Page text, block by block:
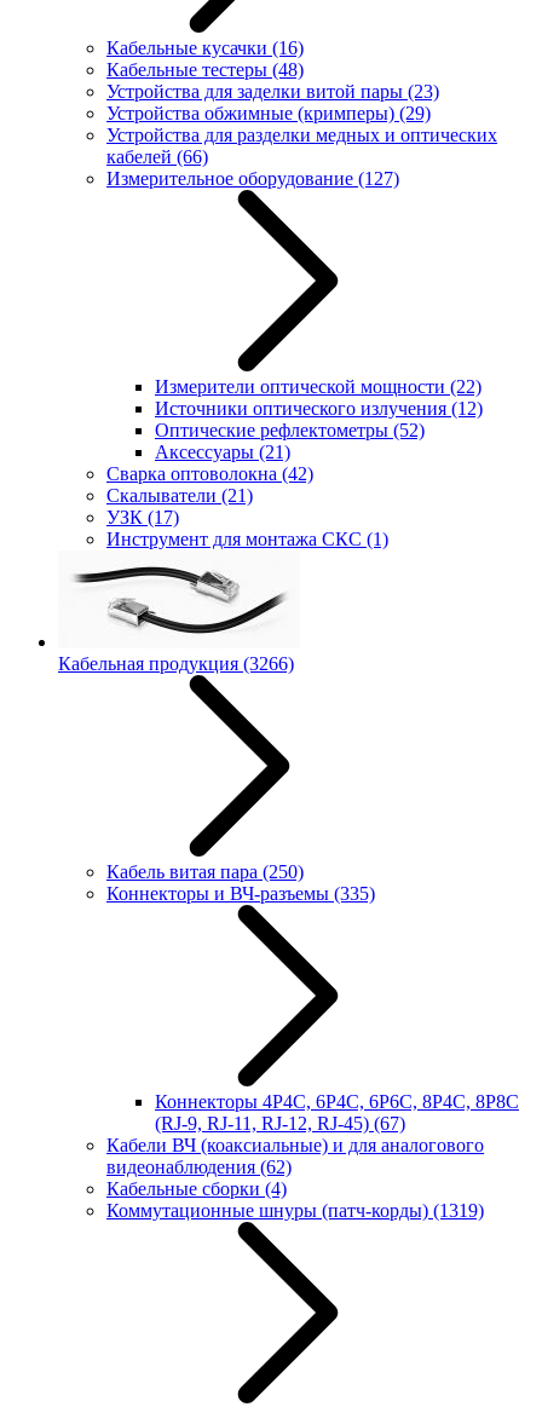
Кабельные кусачки (16)
Кабельные тестеры (48)
Устройства для заделки витой пары (23)
Устройства обжимные (кримперы) (29)
Устройства для разделки медных и оптических
кабелей (66)
Измерительное оборудование (127)
Измерители оптической мощности (22)
Источники оптического излучения (12)
Оптические рефлектометры (52)
Аксессуары (21)
Сварка оптоволокна (42)
Скалыватели (21)
УЗК (17)
Инструмент для монтажа СКС (1)
Кабельная продукция (3266)
Кабель витая пара (250)
Коннекторы и ВЧ-разъемы (335)
Коннекторы 4P4C, 6P4C, 6P6C, 8P4C, 8P8C
(RJ-9, RJ-11, RJ-12, RJ-45) (67)
Кабели ВЧ (коаксиальные) и для аналогового
видеонаблюдения (62)
Кабельные сборки (4)
Коммутационные шнуры (патч-корды) (1319)